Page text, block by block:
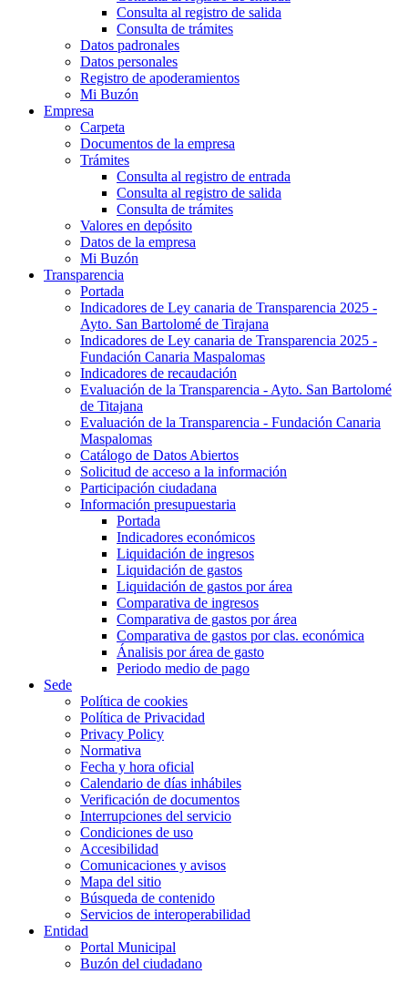
Consulta al registro de salida
Consulta de trámites
Datos padronales
Datos personales
Registro de apoderamientos
Mi Buzón
Empresa
Carpeta
Documentos de la empresa
Trámites
Consulta al registro de entrada
Consulta al registro de salida
Consulta de trámites
Valores en depósito
Datos de la empresa
Mi Buzón
Transparencia
Portada
Indicadores de Ley canaria de Transparencia 2025 -
Ayto. San Bartolomé de Tirajana
Indicadores de Ley canaria de Transparencia 2025 -
Fundación Canaria Maspalomas
Indicadores de recaudación
Evaluación de la Transparencia - Ayto. San Bartolomé
de Titajana
Evaluación de la Transparencia - Fundación Canaria
Maspalomas
Catálogo de Datos Abiertos
Solicitud de acceso a la información
Participación ciudadana
Información presupuestaria
Portada
Indicadores económicos
Liquidación de ingresos
Liquidación de gastos
Liquidación de gastos por área
Comparativa de ingresos
Comparativa de gastos por área
Comparativa de gastos por clas. económica
Ánalisis por área de gasto
Periodo medio de pago
Sede
Política de cookies
Política de Privacidad
Privacy Policy
Normativa
Fecha y hora oficial
Calendario de días inhábiles
Verificación de documentos
Interrupciones del servicio
Condiciones de uso
Accesibilidad
Comunicaciones y avisos
Mapa del sitio
Búsqueda de contenido
Servicios de interoperabilidad
Entidad
Portal Municipal
Buzón del ciudadano